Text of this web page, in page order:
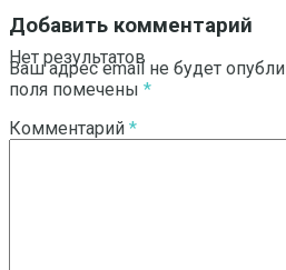
Нет результатов
Смотреть все результаты
Добавить комментарий
Ваш адрес email не будет
поля помечены *
Комментарий *